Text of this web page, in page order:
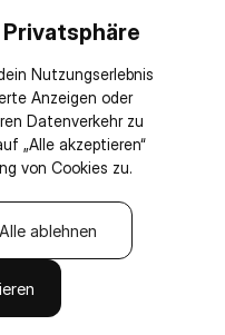
Nutzungserlebnis
Anzeigen oder
Datenverkehr zu
„Alle akzeptieren“
von Cookies zu.
Alle ablehnen